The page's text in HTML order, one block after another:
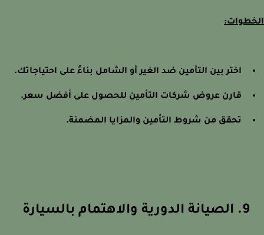
اختر بين التأمين ضد الغير أو الشامل بناءً على احتياجاتك.
قارن عروض شركات التأمين للحصول على أفضل سعر.
تحقق من شروط التأمين والمزايا المضمنة.